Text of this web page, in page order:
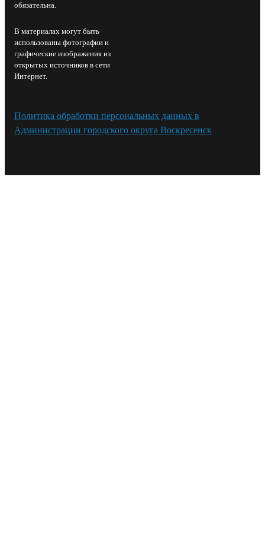
обязательна.
В материалах могут быть
использованы фотографии и
графические изображения из
открытых источников в сети
Интернет.
Политика обработки персональных данных в
Администрации городского округа Воскресенск